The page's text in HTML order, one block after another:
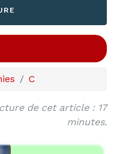
C
de cet article : 17
minutes.